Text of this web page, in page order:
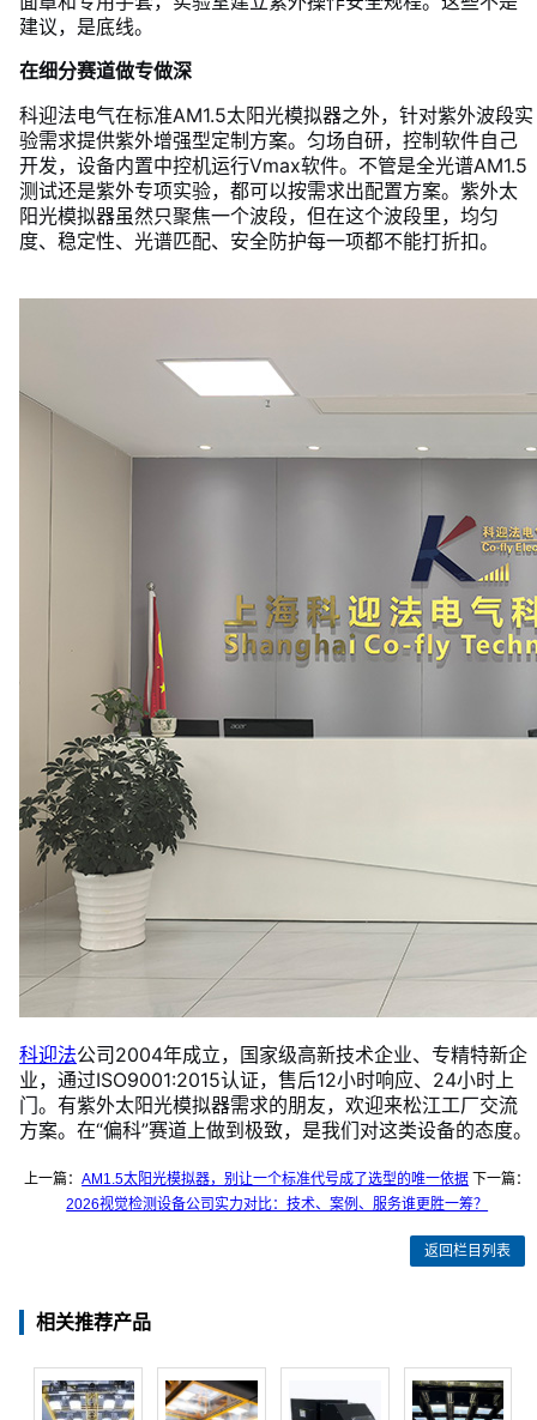
建议，是底线。
在细分赛道做专做深
科迎法电气在标准AM1.5太阳光模拟器之外，针对紫外波段实
验需求提供紫外增强型定制方案。匀场自研，控制软件自己
开发，设备内置中控机运行Vmax软件。不管是全光谱AM1.5
测试还是紫外专项实验，都可以按需求出配置方案。紫外太
阳光模拟器虽然只聚焦一个波段，但在这个波段里，均匀
度、稳定性、光谱匹配、安全防护每一项都不能打折扣。
科迎法公司2004年成立，国家级高新技术企业、专精特新企
业，通过ISO9001:2015认证，售后12小时响应、24小时上
门。有紫外太阳光模拟器需求的朋友，欢迎来松江工厂交流
方案。在“偏科”赛道上做到极致，是我们对这类设备的态度。
上一篇：AM1.5太阳光模拟器，别让一个标准代号成了选型的唯一依据 下一篇：
2026视觉检测设备公司实力对比：技术、案例、服务谁更胜一筹？
返回栏目列表
相关推荐产品